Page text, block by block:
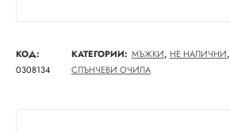
КОД:
0308134
КАТЕГОРИИ: МЪЖКИ, НЕ НАЛИЧНИ,
СЛЪНЧЕВИ ОЧИЛА